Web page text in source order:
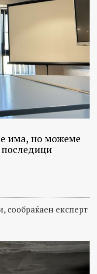
има, но можеме
сообраќаен експерт